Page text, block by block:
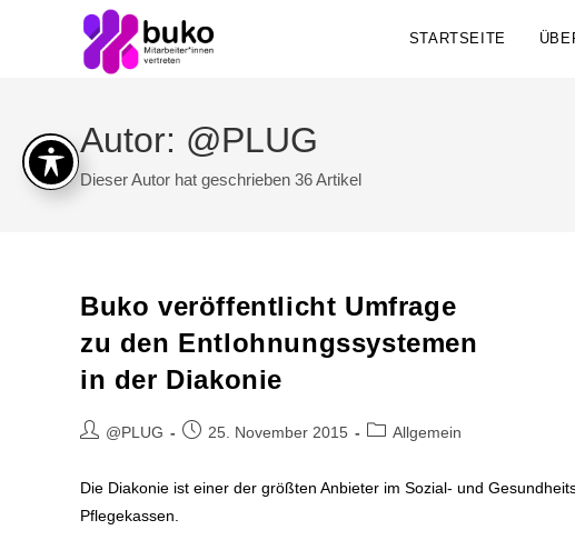
STARTSEITE
Autor: @PLUG
Dieser Autor hat geschrieben 36 Artikel
Buko veröffentlicht Umfrage
zu den Entlohnungssystemen
in der Diakonie
Beitrags-
@PLUG
Beitrag25. November 2015
Beitrags-
Allgemein
Die Diakonie ist einer der größten Anbieter im Sozial- und
Pflegekassen.